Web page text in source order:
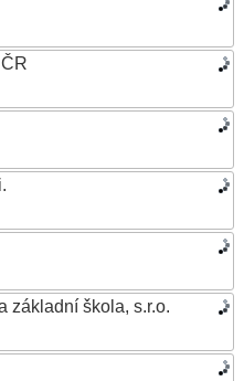
základní škola, s.r.o.